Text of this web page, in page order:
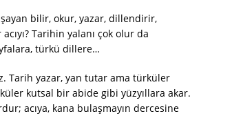
bilir, okur, yazar, dillendirir,
Tarihin yalanı çok olur da
türkü dillere…
Tarih yazar, yan tutar ama türküler
kutsal bir abide gibi yüzyıllara akar.
acıya, kana bulaşmayın dercesine